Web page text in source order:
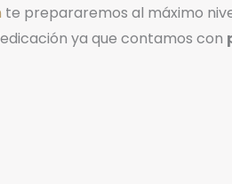
te prepararemos al máximo
ya que contamos con